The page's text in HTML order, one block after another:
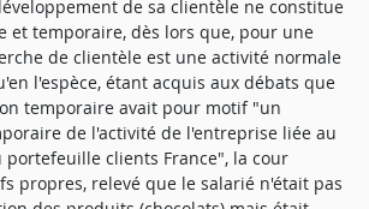
de sa clientèle ne constitue
et temporaire, dès lors que, pour une
de clientèle est une activité normale
l'espèce, étant acquis aux débats que
temporaire avait pour motif "un
de l'activité de l'entreprise liée au
clients France", la cour
propres, relevé que le salarié n'était pas